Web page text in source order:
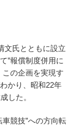
文氏とともに設立
”報償制度併用に
この企画を実現す
かり、昭和22年
した。
競技”への方向転